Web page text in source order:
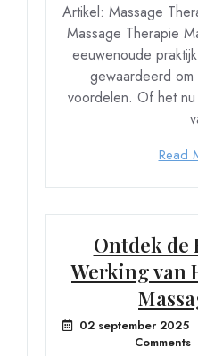
Artikel: Massage
Massage Therapie
eeuwenoude
gewaardeerd om
voordelen. Of het
Read
Ontdek de
Werking van
02 september 2025
Comments